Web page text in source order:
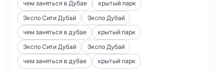
чем заняться в Дубае
крытый парк
Экспо Сити Дубай
Экспо Дубай
чем заняться в дубае
крытый парк
Экспо Сити Дубай
Экспо Дубай
чем заняться в дубае
крытый парк